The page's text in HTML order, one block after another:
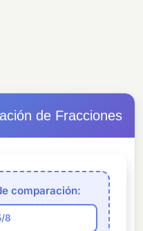
de Fracciones
comparación:
8